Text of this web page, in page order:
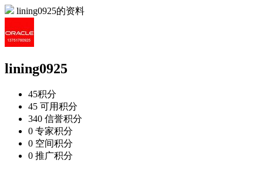
lining0925的资料
lining0925
45积分
45 可用积分
340 信誉积分
0 专家积分
0 空间积分
0 推广积分